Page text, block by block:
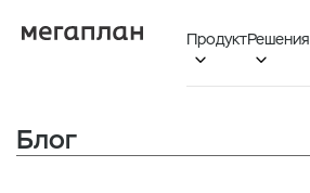
Продукт

Решения

Блог